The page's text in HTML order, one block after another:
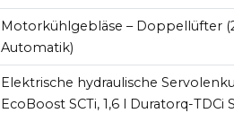
Motorkühlgebläse – Doppellüfter
Automatik)
Elektrische hydraulische
EcoBoost SCTi, 1,6 l Duratorq-TDCi